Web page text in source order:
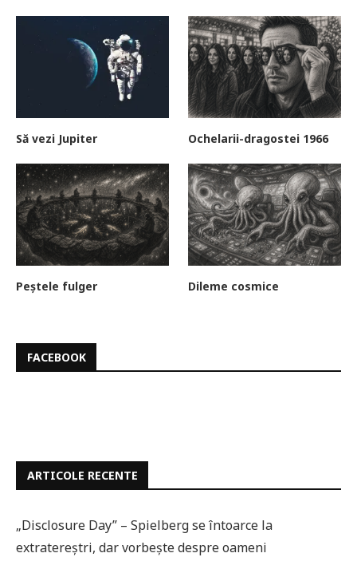
Să vezi Jupiter Ochelarii-dragostei 1966
Peștele fulger Dileme cosmice
FACEBOOK
ARTICOLE RECENTE
„Disclosure Day” – Spielberg se întoarce la
extratereștri, dar vorbește despre oameni